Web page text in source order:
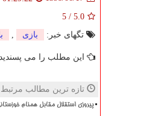
5.0
/
5
تگهای خبر:
بازی
این مطلب را می
تازه ترین مطالب مرتبط
پیروزی استقلال مقابل همنام